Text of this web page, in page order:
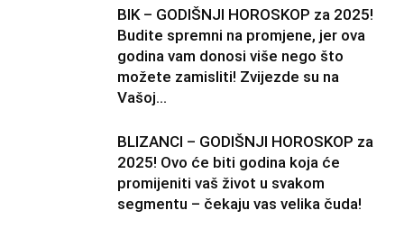
BIK – GODIŠNJI HOROSKOP za 2025!
Budite spremni na promjene, jer ova
godina vam donosi više nego što
možete zamisliti! Zvijezde su na
Vašoj...
BLIZANCI – GODIŠNJI HOROSKOP za
2025! Ovo će biti godina koja će
promijeniti vaš život u svakom
segmentu – čekaju vas velika čuda!